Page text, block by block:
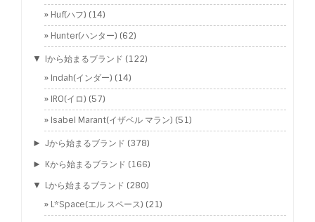
Huf(ハフ) (14)
Hunter(ハンター) (62)
▼ Iから始まるブランド (122)
Indah(インダー) (14)
IRO(イロ) (57)
Isabel Marant(イザベル マラン) (51)
► Jから始まるブランド (378)
► Kから始まるブランド (166)
▼ Lから始まるブランド (280)
L*Space(エル スペース) (21)